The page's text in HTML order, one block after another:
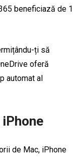
beneficiază de 1
ți să
oferă
automat al
de Mac, iPhone